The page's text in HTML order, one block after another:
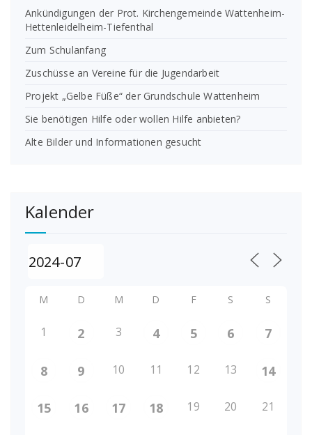
Ankündigungen der Prot. Kirchengemeinde Wattenheim-
Hettenleidelheim-Tiefenthal
Zum Schulanfang
Zuschüsse an Vereine für die Jugendarbeit
Projekt „Gelbe Füße“ der Grundschule Wattenheim
Sie benötigen Hilfe oder wollen Hilfe anbieten?
Alte Bilder und Informationen gesucht
Kalender
M D M D F S S
1 2 3 4 5 6 7
8 9 10 11 12 13 14
15 16 17 18 19 20 21